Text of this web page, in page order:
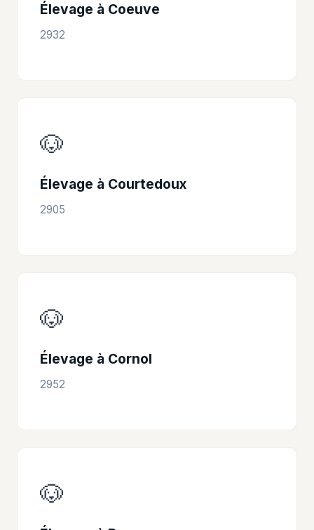
Élevage à Coeuve
2932
🐶
Élevage à Courtedoux
2905
🐶
Élevage à Cornol
2952
🐶